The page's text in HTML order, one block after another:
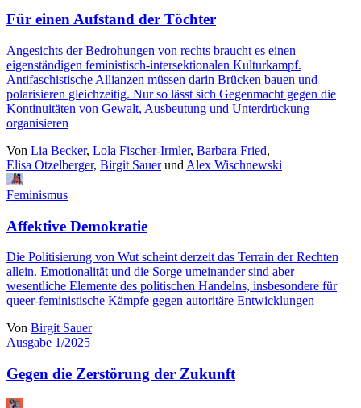
Für einen Aufstand der Töchter
Angesichts der Bedrohungen von rechts braucht es einen
eigenständigen feministisch-intersektionalen Kulturkampf.
Antifaschistische Allianzen müssen darin Brücken bauen und
polarisieren gleichzeitig. Nur so lässt sich Gegenmacht gegen die
Kontinuitäten von Gewalt, Ausbeutung und Unterdrückung
organisieren
Von Lia Becker, Lola Fischer-Irmler, Barbara Fried,
Elisa Otzelberger, Birgit Sauerund Alex Wischnewski
Feminismus
Affektive Demokratie
Die Politisierung von Wut scheint derzeit das Terrain der Rechten
allein. Emotionalität und die Sorge umeinander sind aber
wesentliche Elemente des politischen Handelns, insbesondere für
queer-feministische Kämpfe gegen autoritäre Entwicklungen
Von Birgit Sauer
Ausgabe 1/2025
Gegen die Zerstörung der Zukunft